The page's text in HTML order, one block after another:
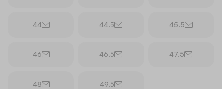
44 44.5 45.5
46 46.5 47.5
48 49.5